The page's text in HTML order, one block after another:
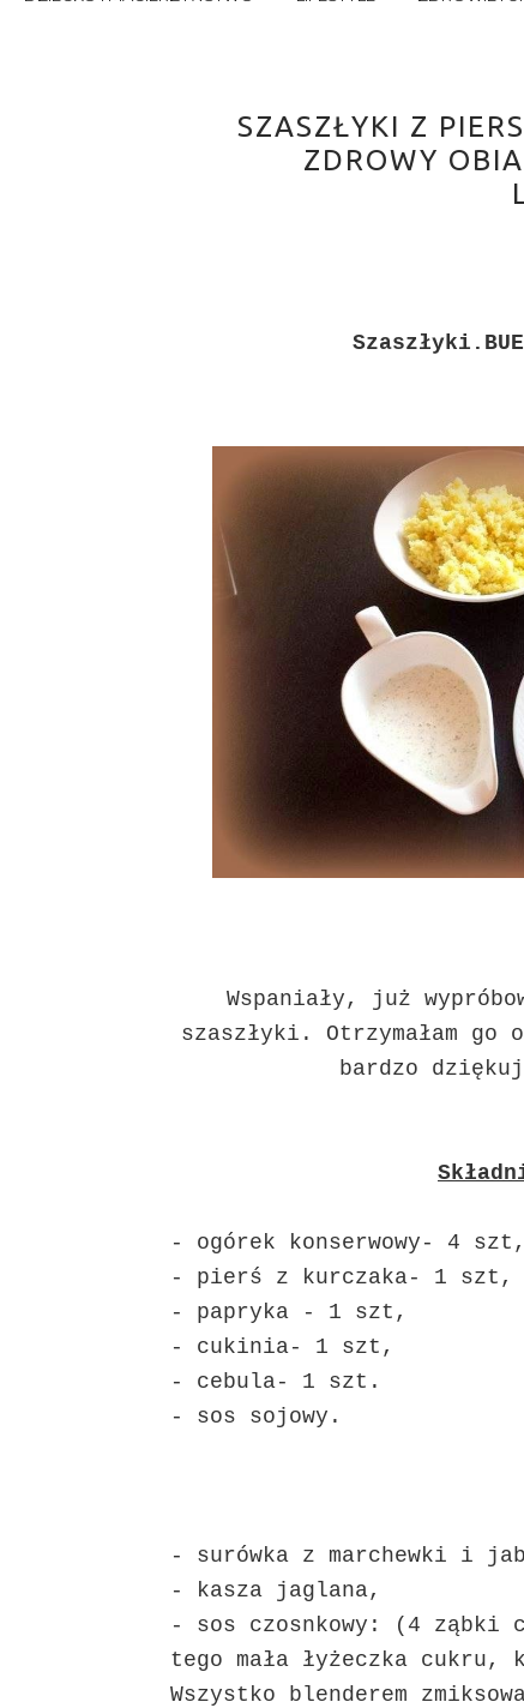
SZASZŁYKI Z
ZDROWY
Wspaniały, już
szaszłyki. Otrzymałam
bardzo
- ogórek konserwowy- 4 szt,
- pierś z kurczaka- 1 szt,
- papryka - 1 szt,
- cukinia- 1 szt,
- cebula- 1 szt.
- sos sojowy.
- surówka z marchewki i
- kasza jaglana,
- sos czosnkowy: (4 ząbki
tego mała łyżeczka
Wszystko blenderem